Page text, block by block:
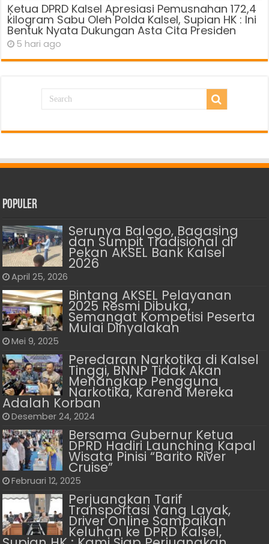
Ķetua DPRD Kalsel Apresiasi Pemusnahan 172,4
kilogram Sabu Oleh Polda Kalsel, Supian HK : Ini
Bentuk Nyata Dukungan Asta Cita Presiden
5 hari ago
Populer
Serunya Balogo, Bagasing
dan Sumpit Tradisional di
Pekan AKSEL Bank Kalsel
2026
April 25, 2026
Bintang AKSEL Pelayanan
2025 Resmi Dibuka,
Semangat Kompetisi Peserta
Mulai Dinyalakan
Mei 9, 2025
Peredaran Narkotika di Kalsel
Tinggi, BNNP Tidak Akan
Menangkap Pengguna
Narkotika, Karena Mereka
Adalah Korban
Desember 24, 2024
Bersama Gubernur Ketua
DPRD Hadiri Launching Kapal
Wisata Pinisi “Barito River
Cruise”
Februari 12, 2025
Perjuangkan Tarif
Transportasi Yang Layak,
Driver Online Sampaikan
Keluhan ke DPRD Kalsel,